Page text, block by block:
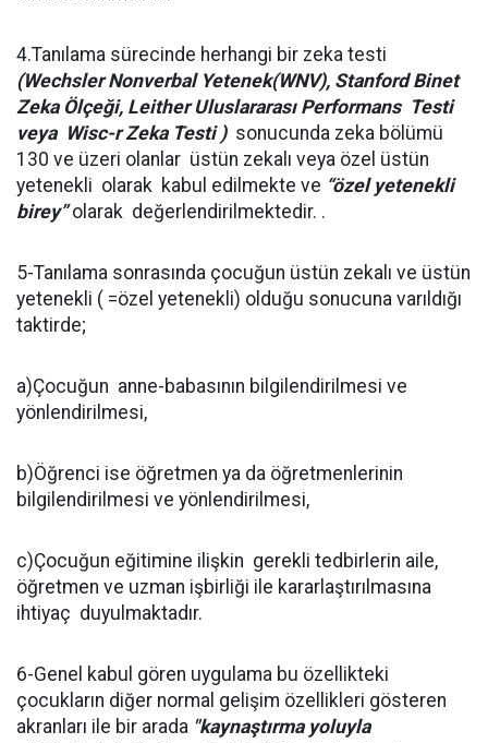
4.Tanılama sürecinde herhangi bir zeka testi
(Wechsler Nonverbal Yetenek(WNV), Stanford Binet
Zeka Ölçeği, Leither Uluslararası Performans Testi
veya Wisc-r Zeka Testi )sonucunda zeka bölümü
130 ve üzeri olanlar üstün zekalı veya özel üstün
yetenekli olarak kabul edilmekte ve “özel yetenekli
birey”olarak değerlendirilmektedir. .
5-Tanılama sonrasında çocuğun üstün zekalı ve üstün
yetenekli ( =özel yetenekli) olduğu sonucuna varıldığı
taktirde;
a)Çocuğun anne-babasının bilgilendirilmesi ve
yönlendirilmesi,
b)Öğrenci ise öğretmen ya da öğretmenlerinin
bilgilendirilmesi ve yönlendirilmesi,
c)Çocuğun eğitimine ilişkin gerekli tedbirlerin aile,
öğretmen ve uzman işbirliği ile kararlaştırılmasına
ihtiyaç duyulmaktadır.
6-Genel kabul gören uygulama bu özellikteki
çocukların diğer normal gelişim özellikleri gösteren
akranları ile bir arada "kaynaştırma yoluyla